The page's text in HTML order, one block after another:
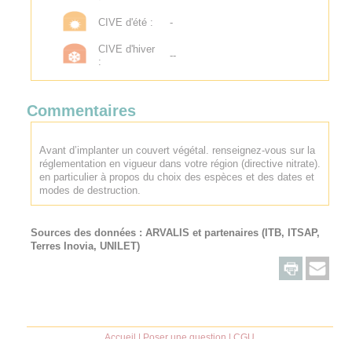
CIVE d'été : -
CIVE d'hiver
:
--
Commentaires
Avant d’implanter un couvert végétal. renseignez-vous sur la
réglementation en vigueur dans votre région (directive nitrate).
en particulier à propos du choix des espèces et des dates et
modes de destruction.
Sources des données : ARVALIS et partenaires (ITB, ITSAP,
Terres Inovia, UNILET)